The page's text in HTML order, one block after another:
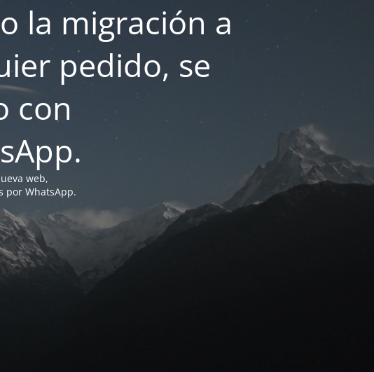
la migración a
pedido, se
con
web,
por WhatsApp.